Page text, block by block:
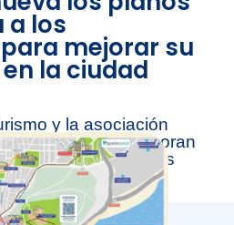
a los
mejorar su
la ciudad
y la asociación
y Cruceros elaboran
la información de los
la ciudad que se
portuaria